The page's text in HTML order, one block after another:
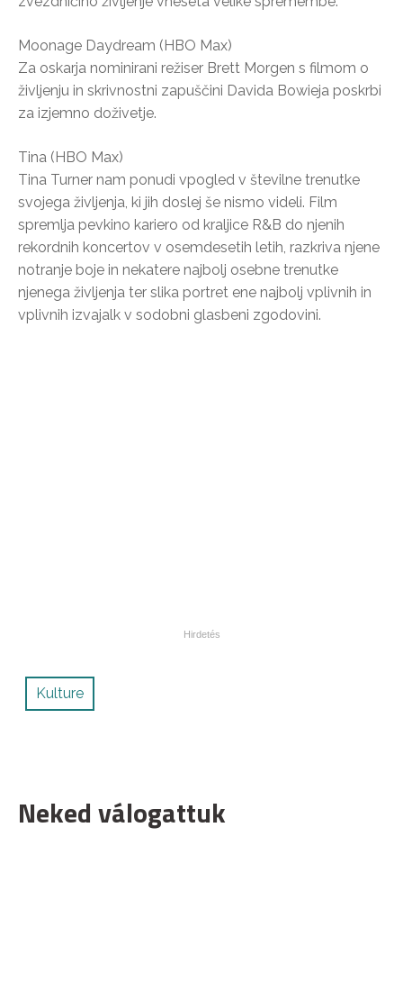
Moonage Daydream (HBO Max)
Za oskarja nominirani režiser Brett Morgen s filmom o
življenju in skrivnostni zapuščini Davida Bowieja poskrbi
za izjemno doživetje.
Tina (HBO Max)
Tina Turner nam ponudi vpogled v številne trenutke
svojega življenja, ki jih doslej še nismo videli. Film
spremlja pevkino kariero od kraljice R&B do njenih
rekordnih koncertov v osemdesetih letih, razkriva njene
notranje boje in nekatere najbolj osebne trenutke
njenega življenja ter slika portret ene najbolj vplivnih in
vplivnih izvajalk v sodobni glasbeni zgodovini.
Kulture
Neked válogattuk